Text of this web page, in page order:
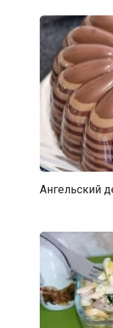
Ангельский